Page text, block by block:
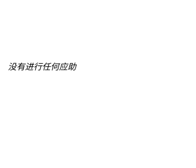
没有进行任何应助